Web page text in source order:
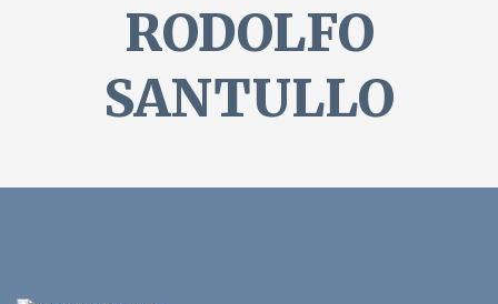
RODOLFO
SANTULLO